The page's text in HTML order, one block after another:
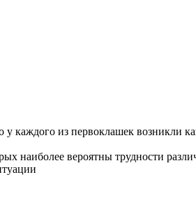
каждого из первоклашек возникли
наиболее вероятны трудности